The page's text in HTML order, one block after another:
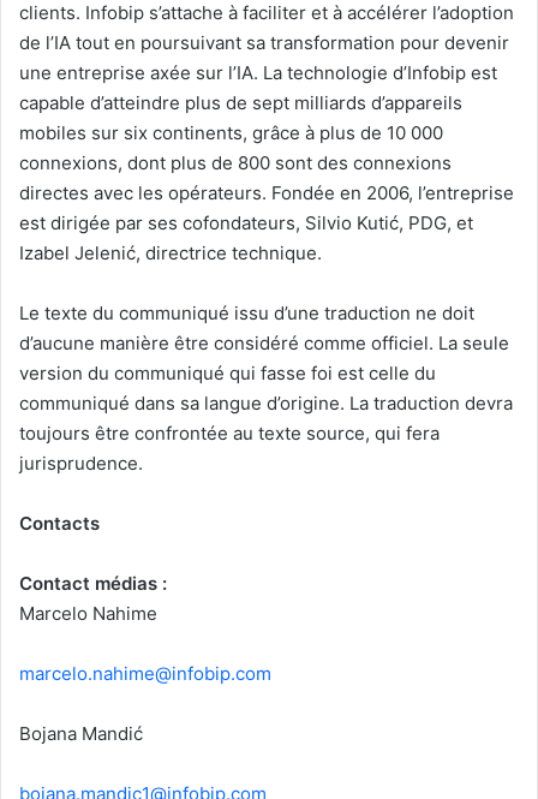
clients. Infobip s’attache à faciliter et à accélérer l’adoption
de l’IA tout en poursuivant sa transformation pour devenir
une entreprise axée sur l’IA. La technologie d’Infobip est
capable d’atteindre plus de sept milliards d’appareils
mobiles sur six continents, grâce à plus de 10 000
connexions, dont plus de 800 sont des connexions
directes avec les opérateurs. Fondée en 2006, l’entreprise
est dirigée par ses cofondateurs, Silvio Kutić, PDG, et
Izabel Jelenić, directrice technique.
Le texte du communiqué issu d’une traduction ne doit
d’aucune manière être considéré comme officiel. La seule
version du communiqué qui fasse foi est celle du
communiqué dans sa langue d’origine. La traduction devra
toujours être confrontée au texte source, qui fera
jurisprudence.
Contacts
Contact médias :
Marcelo Nahime
marcelo.nahime@infobip.com
Bojana Mandić
bojana.mandic1@infobip.com